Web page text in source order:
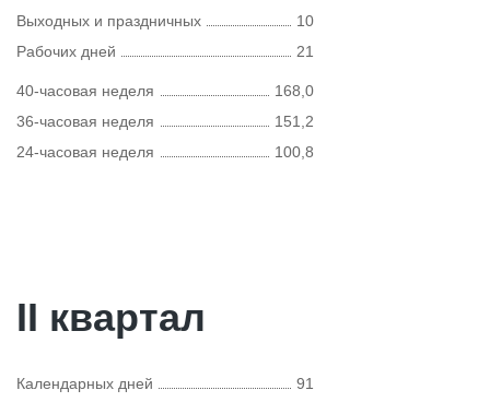
Выходных и праздничных
10
Рабочих дней
21
40-часовая неделя
168,0
36-часовая неделя
151,2
24-часовая неделя
100,8
II квартал
Календарных дней
91